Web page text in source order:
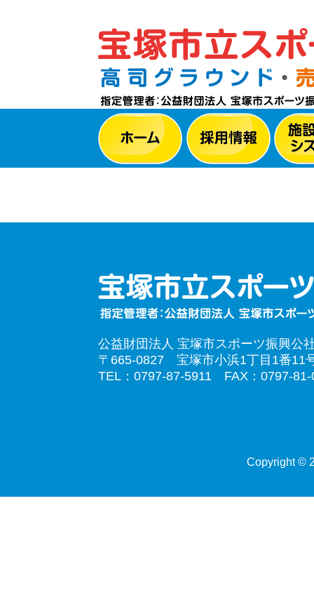
公益財団法人 宝塚市スポーツ振興公
〒665-0827 宝塚市小浜1丁目1番11
TEL：0797-87-5911 FAX：0797-81-
Copyright ©